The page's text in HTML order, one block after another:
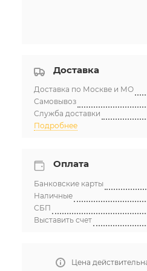
Доставка
Доставка по Москве и МО
Самовывоз
Служба доставки
Подробнее
Оплата
Банковские карты
Наличные
СБП
Выставить счет
Цена